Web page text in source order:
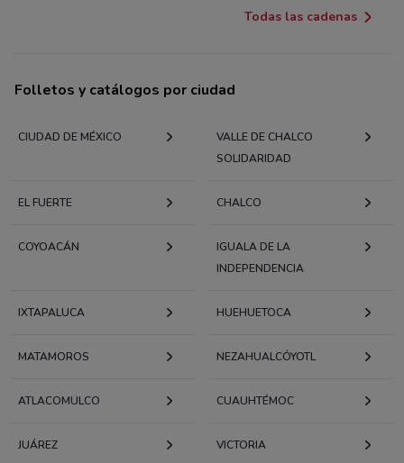
Todas las cadenas
Folletos y catálogos por ciudad
CIUDAD DE MÉXICO
VALLE DE CHALCO
SOLIDARIDAD
EL FUERTE CHALCO
COYOACÁN
IGUALA DE LA
INDEPENDENCIA
IXTAPALUCA HUEHUETOCA
MATAMOROS NEZAHUALCÓYOTL
ATLACOMULCO CUAUHTÉMOC
JUÁREZ VICTORIA